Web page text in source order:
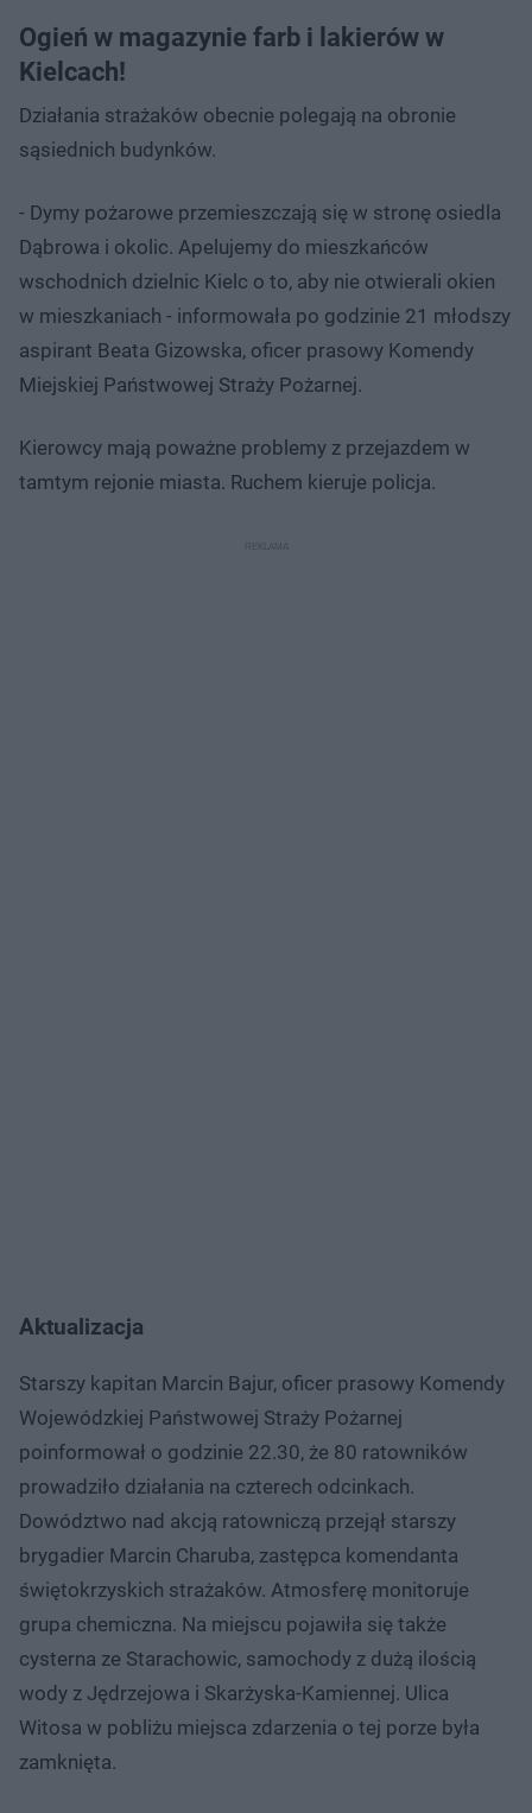
Ogień w magazynie farb i lakierów w
Kielcach!
Działania strażaków obecnie polegają na obronie
sąsiednich budynków.
- Dymy pożarowe przemieszczają się w stronę osiedla
Dąbrowa i okolic. Apelujemy do mieszkańców
wschodnich dzielnic Kielc o to, aby nie otwierali okien
w mieszkaniach - informowała po godzinie 21 młodszy
aspirant Beata Gizowska, oficer prasowy Komendy
Miejskiej Państwowej Straży Pożarnej.
Kierowcy mają poważne problemy z przejazdem w
tamtym rejonie miasta. Ruchem kieruje policja.
Aktualizacja
Starszy kapitan Marcin Bajur, oficer prasowy Komendy
Wojewódzkiej Państwowej Straży Pożarnej
poinformował o godzinie 22.30, że 80 ratowników
prowadziło działania na czterech odcinkach.
Dowództwo nad akcją ratowniczą przejął starszy
brygadier Marcin Charuba, zastępca komendanta
świętokrzyskich strażaków. Atmosferę monitoruje
grupa chemiczna. Na miejscu pojawiła się także
cysterna ze Starachowic, samochody z dużą ilością
wody z Jędrzejowa i Skarżyska-Kamiennej. Ulica
Witosa w pobliżu miejsca zdarzenia o tej porze była
zamknięta.